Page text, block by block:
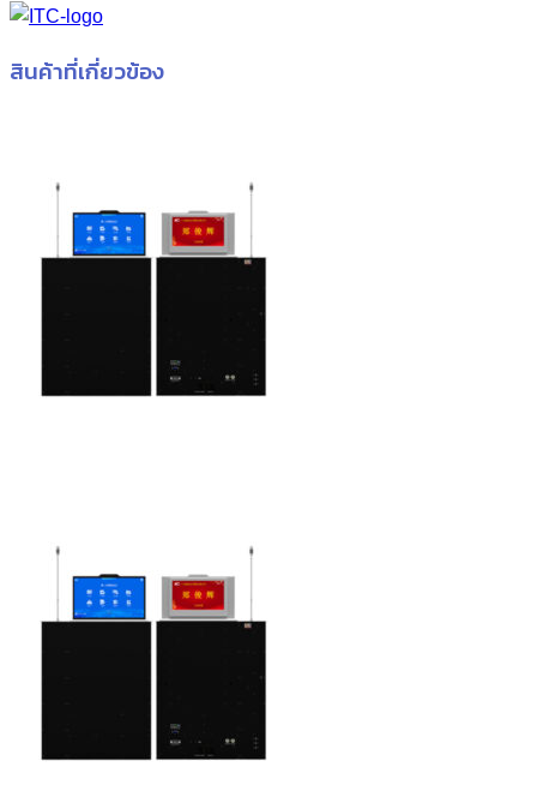
สินค้าที่เกี่ยวข้อง